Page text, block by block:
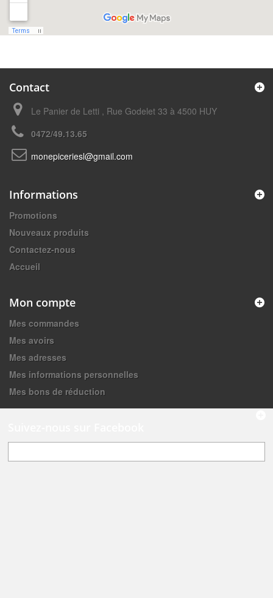
Contact
Le Panier de Letti , Rue Godelet 33 à 4500 HUY
0472/49.13.65
monepiceriesl@gmail.com
Informations
Promotions
Nouveaux produits
Contactez-nous
Accueil
Mon compte
Mes commandes
Mes avoirs
Mes adresses
Mes informations personnelles
Mes bons de réduction